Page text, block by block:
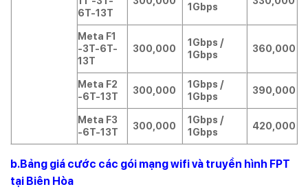
6T-13T
1Gbps
Meta F1
-3T-6T-
13T
300,000
1Gbps /
1Gbps
360,000
Meta F2
-6T-13T
300,000
1Gbps /
1Gbps
390,000
Meta F3
-6T-13T
300,000
1Gbps /
1Gbps
420,000
b.Bảng giá cước các gói mạng wifi và truyền hình FPT
tại Biên Hòa